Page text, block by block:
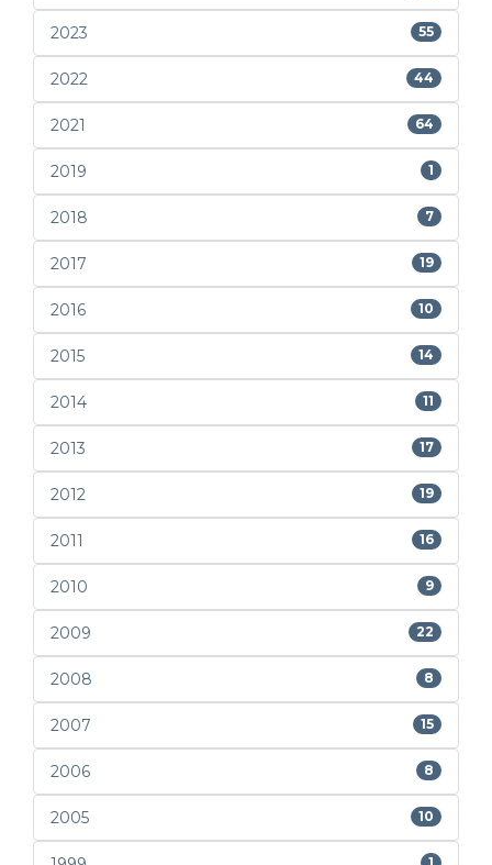
2023 55
2022 44
2021 64
2019 1
2018 7
2017 19
2016 10
2015 14
2014 11
2013 17
2012 19
2011 16
2010 9
2009 22
2008 8
2007 15
2006 8
2005 10